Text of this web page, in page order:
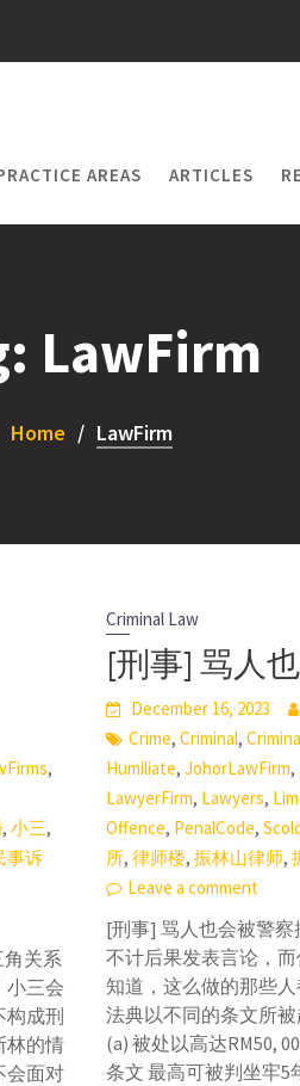
AREAS ARTICLES
LawFirm
Home LawFirm
,
,小三,
事诉
关系
小三会
构成刑
林的情
会面对
Criminal Law
[刑事] 骂人
December 16, 2023
Crime, Criminal,
Humiliate, JohorLawFirm,
LawyerFirm, Lawyers,
Offence, PenalCode,
所, 律师楼, 振林山律师,
Leave a comment
[刑事] 骂人也会被警
不计后果发表言论，
知道，这么做的那些
法典以不同的条文所
(a) 被处以高达RM50,
条文 最高可被判坐牢5